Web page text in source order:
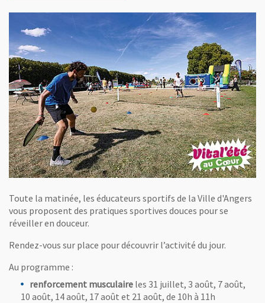
Toute la matinée, les éducateurs sportifs de la Ville d'Angers
vous proposent des pratiques sportives douces pour se
réveiller en douceur.
Rendez-vous sur place pour découvrir l’activité du jour.
Au programme :
renforcement musculaire les 31 juillet, 3 août, 7 août,
10 août, 14 août, 17 août et 21 août, de 10h à 11h